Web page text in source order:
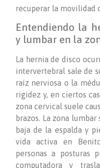
recuperar la movilidad
Entendiendo la
y lumbar en la
La hernia de disco
intervertebral sale de
raíz nerviosa o la
rigidez y, en ciertos
zona cervical suele
brazos. La zona
baja de la espalda y
vida activa en
personas a posturas
computadora y